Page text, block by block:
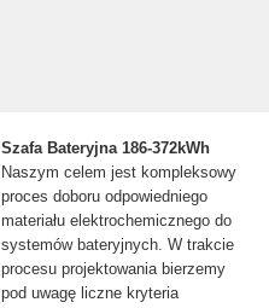
Szafa Bateryjna 186-372kWh
Naszym celem jest kompleksowy
proces doboru odpowiedniego
materiału elektrochemicznego do
systemów bateryjnych. W trakcie
procesu projektowania bierzemy
pod uwagę liczne kryteria